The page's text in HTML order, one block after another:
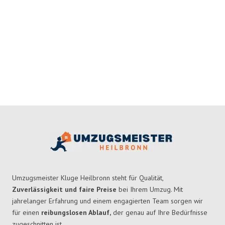
Umzugsmeister Kluge Heilbronn steht für Qualität,
Zuverlässigkeit und faire Preise bei Ihrem Umzug. Mit
jahrelanger Erfahrung und einem engagierten Team sorgen wir
für einen reibungslosen Ablauf, der genau auf Ihre Bedürfnisse